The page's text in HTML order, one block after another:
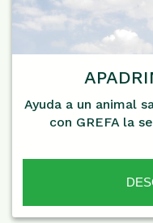
Ayuda a un animal
con GREFA la